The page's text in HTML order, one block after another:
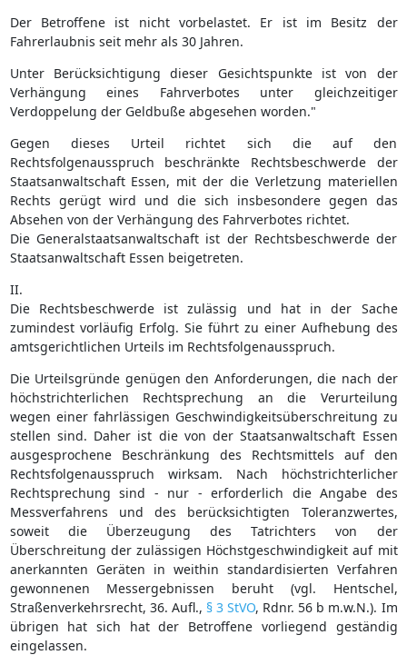
Der Betroffene ist nicht vorbelastet. Er ist im Besitz der
Fahrerlaubnis seit mehr als 30 Jahren.
Unter Berücksichtigung dieser Gesichtspunkte ist von der
Verhängung eines Fahrverbotes unter gleichzeitiger
Verdoppelung der Geldbuße abgesehen worden."
Gegen dieses Urteil richtet sich die auf den
Rechtsfolgenausspruch beschränkte Rechtsbeschwerde der
Staatsanwaltschaft Essen, mit der die Verletzung materiellen
Rechts gerügt wird und die sich insbesondere gegen das
Absehen von der Verhängung des Fahrverbotes richtet.
Die Generalstaatsanwaltschaft ist der Rechtsbeschwerde der
Staatsanwaltschaft Essen beigetreten.
II.
Die Rechtsbeschwerde ist zulässig und hat in der Sache
zumindest vorläufig Erfolg. Sie führt zu einer Aufhebung des
amtsgerichtlichen Urteils im Rechtsfolgenausspruch.
Die Urteilsgründe genügen den Anforderungen, die nach der
höchstrichterlichen Rechtsprechung an die Verurteilung
wegen einer fahrlässigen Geschwindigkeitsüberschreitung zu
stellen sind. Daher ist die von der Staatsanwaltschaft Essen
ausgesprochene Beschränkung des Rechtsmittels auf den
Rechtsfolgenausspruch wirksam. Nach höchstrichterlicher
Rechtsprechung sind - nur - erforderlich die Angabe des
Messverfahrens und des berücksichtigten Toleranzwertes,
soweit die Überzeugung des Tatrichters von der
Überschreitung der zulässigen Höchstgeschwindigkeit auf mit
anerkannten Geräten in weithin standardisierten Verfahren
gewonnenen Messergebnissen beruht (vgl. Hentschel,
Straßenverkehrsrecht, 36. Aufl., § 3 StVO, Rdnr. 56 b m.w.N.). Im
übrigen hat sich hat der Betroffene vorliegend geständig
eingelassen.